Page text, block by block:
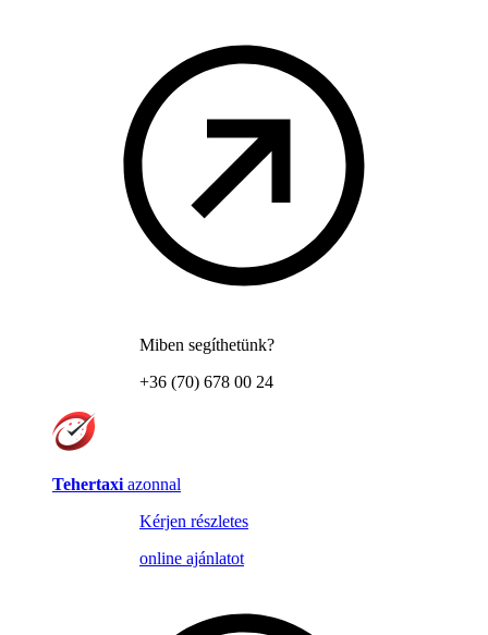
Miben segíthetünk?
+36 (70) 678 00 24
Tehertaxi azonnal
Kérjen részletes
online ajánlatot